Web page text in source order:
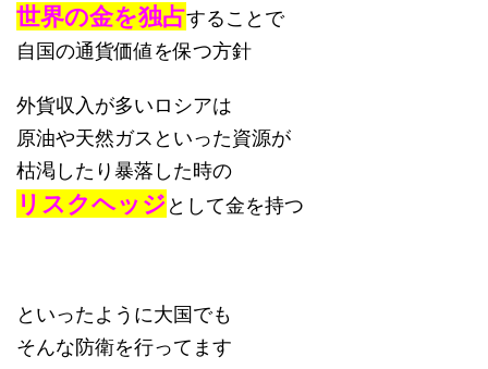
世界の金を独占することで
自国の通貨価値を保つ方針
外貨収入が多いロシアは
原油や天然ガスといった資源が
枯渇したり暴落した時の
リスクヘッジとして金を持つ
といったように大国でも
そんな防衛を行ってます